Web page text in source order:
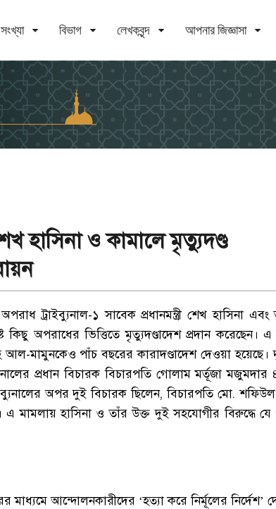
বিভাগ লেখকবৃন্দ আপনার জিজ্ঞাসা
হাসিনা ও কামালে মৃত্যুদণ্ড
ট্রাইব্যুনাল-১ সাবেক প্রধানমন্ত্রী শেখ হাসিনা
কিছু অপরাধের ভিত্তিতে মৃত্যুদণ্ডাদেশ প্রদান করেছেন। এ
মামুনকেও পাঁচ বছরের কারাদণ্ডাদেশ দেওয়া হয়েছে।
প্রধান বিচারক বিচারপতি গোলাম মর্তূজা মজুমদার
অপর দুই বিচারক ছিলেন,বিচারপতি মো.
এ মামলায় হাসিনা ও তাঁর উক্ত দুই সহযোগীর বিরুদ্ধে
মাধ্যমে আন্দোলনকারীদের ‘হত্যা করে নির্মূলের নির্দেশ’